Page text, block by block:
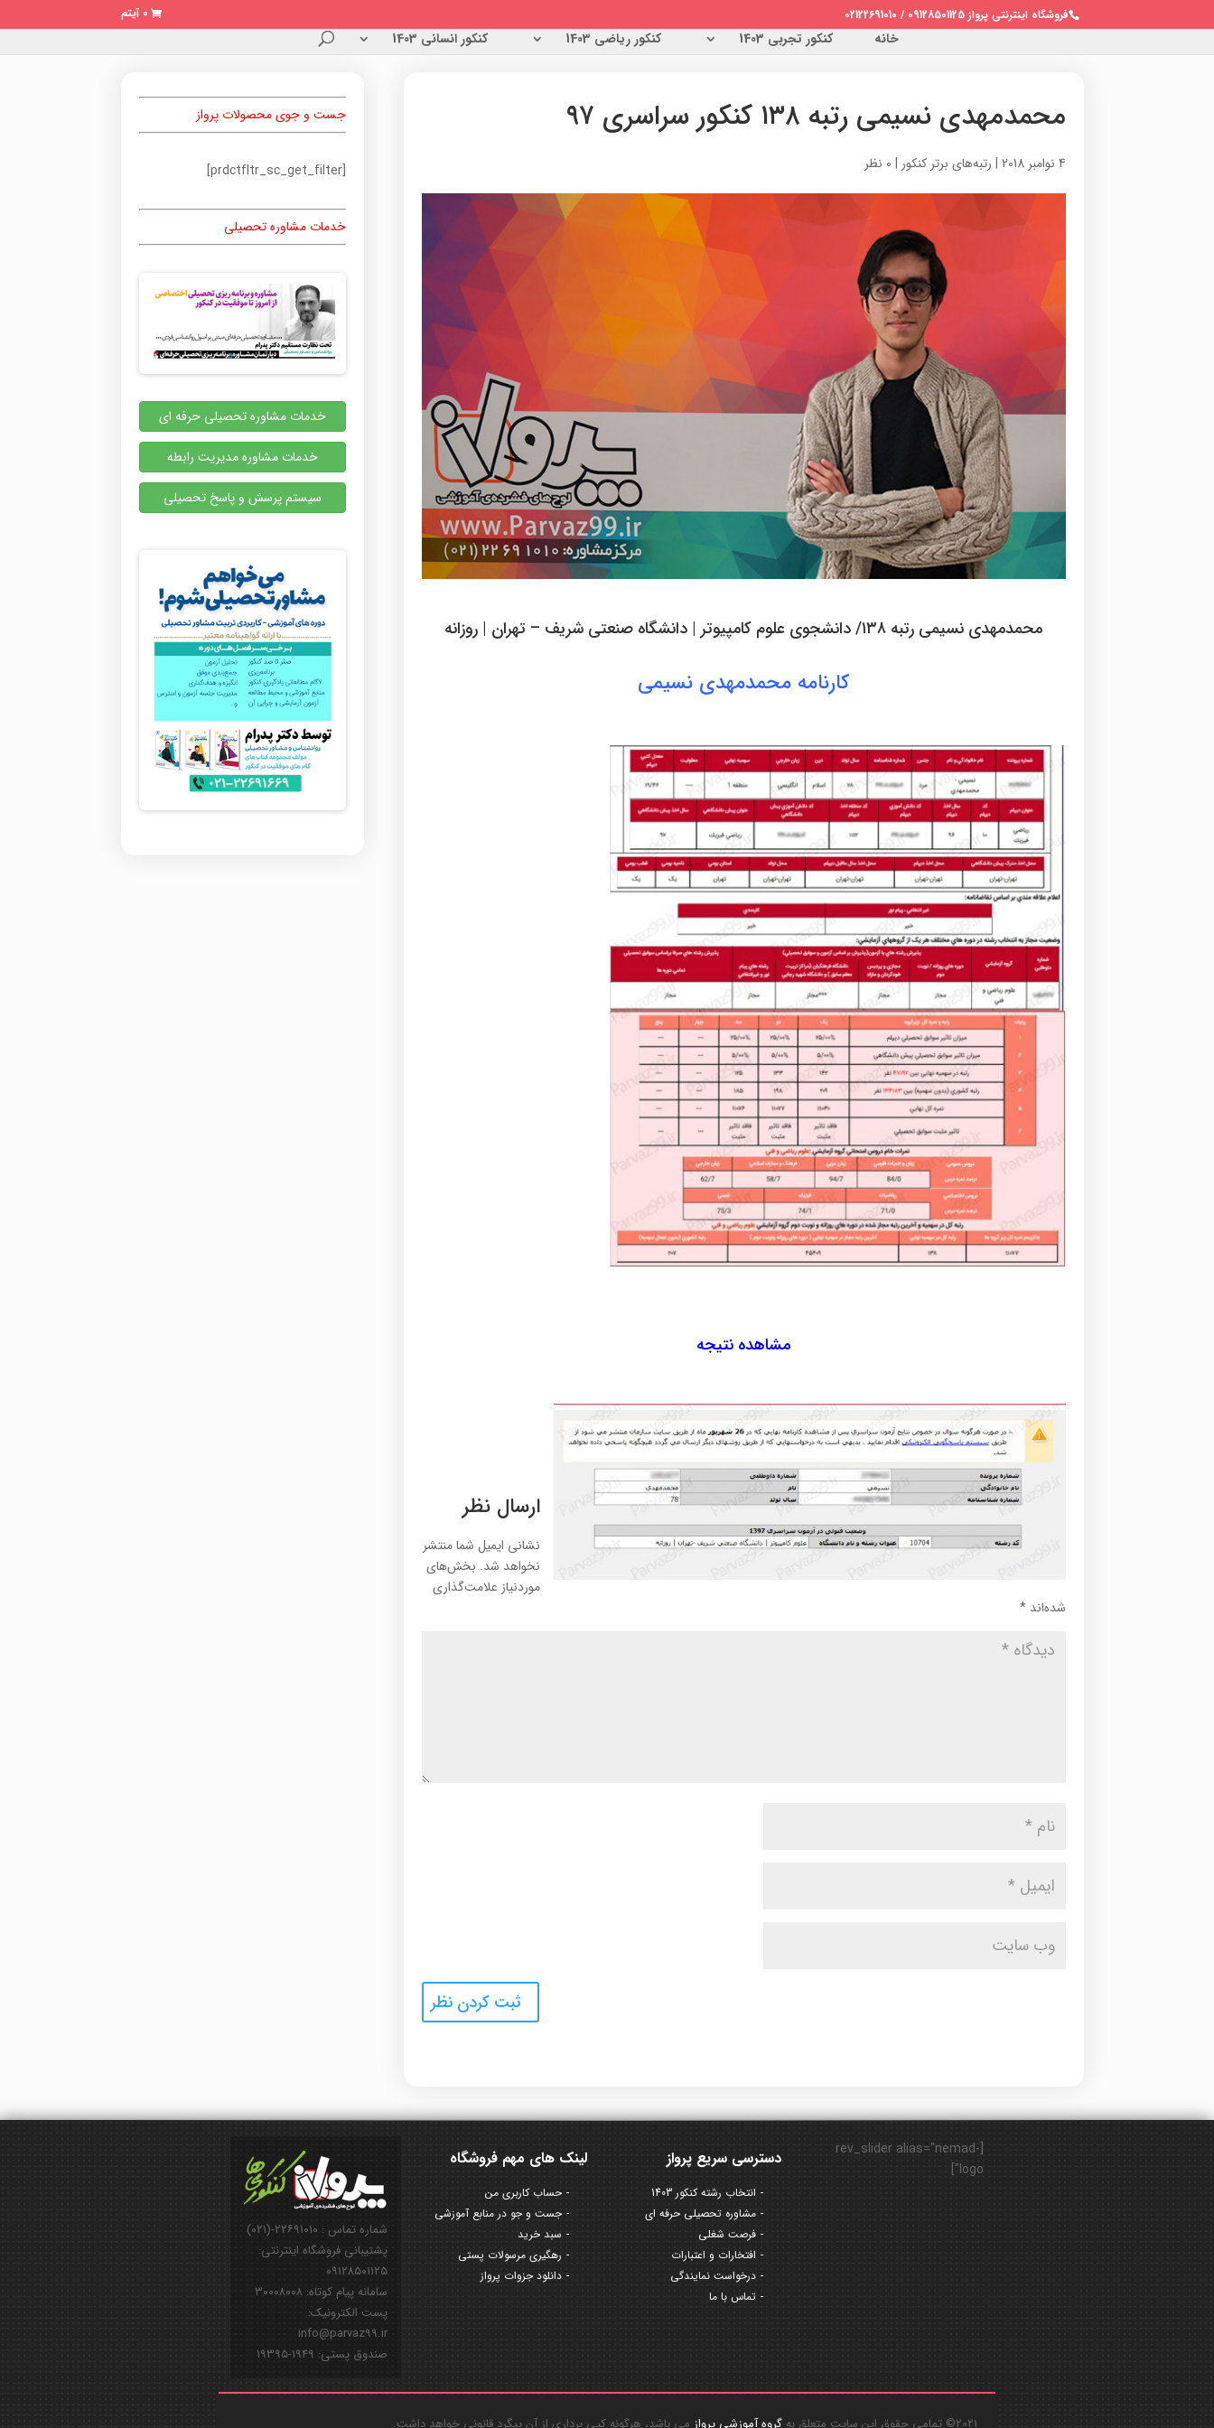
فروشگاه اینترنتی پرواز 09128501125 / 02122691010 0 آیتم
خانه کنکور تجربی 1403 کنکور ریاضی 1403 کنکور انسانی 1403
محمدمهدی نسیمی رتبه ۱۳۸ کنکور سراسری ۹۷
4 نوامبر 2018 | رتبه‌های برتر کنکور | 0 نظر
محمدمهدی نسیمی رتبه ۱۳۸/ دانشجوی علوم کامپیوتر | دانشگاه صنعتی شریف – تهران | روزانه
کارنامه محمدمهدی نسیمی
مشاهده نتیجه
ارسال نظر
نشانی ایمیل شما منتشر
نخواهد شد. بخش‌های
موردنیاز علامت‌گذاری
شده‌اند*
جست و جوی محصولات پرواز
[prdctfltr_sc_get_filter]
خدمات مشاوره تحصیلی
خدمات مشاوره تحصیلی حرفه ای
خدمات مشاوره مدیریت رابطه
سیستم پرسش و پاسخ تحصیلی
شماره تماس : ۲۲۶۹۱۰۱۰-(۰۲۱)
پشتیبانی فروشگاه اینترنتی:
۰۹۱۲۸۵۰۱۱۲۵
سامانه پیام کوتاه: ۳۰۰۰۸۰۰۸
پست الکترونیک:
info@parvaz99.ir
صندوق پستی: ۱۹۴۹-۱۹۳۹۵
لینک های مهم فروشگاه
حساب کاربری من
جست و جو در منابع آموزشی
سبد خرید
رهگیری مرسولات پستی
دانلود جزوات پرواز
دسترسی سریع پرواز
انتخاب رشته کنکور 1403
مشاوره تحصیلی حرفه ای
فرصت شغلی
افتخارات و اعتبارات
درخواست نمایندگی
تماس با ما
[rev_slider alias="nemad-
logo"]
2021© تمامی حقوق این سایت متعلق به گروه آموزشی پرواز می باشد، هرگونه کپی برداری از آن پیگرد قانونی خواهد داشت.